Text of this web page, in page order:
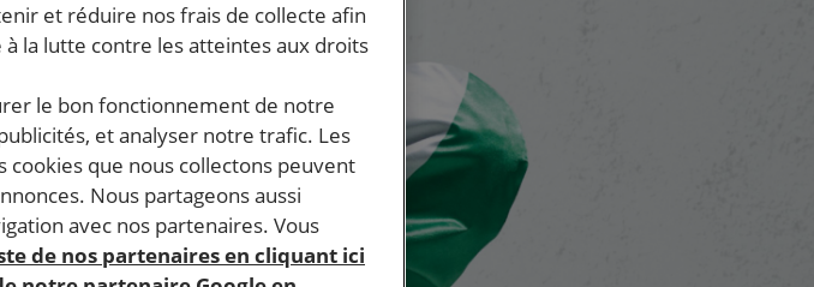
et réduire nos frais de collecte afin
la lutte contre les atteintes aux droits
le bon fonctionnement de notre
et analyser notre trafic. Les
cookies que nous collectons peuvent
Nous partageons aussi
avec nos partenaires. Vous
de nos partenaires en cliquant ici